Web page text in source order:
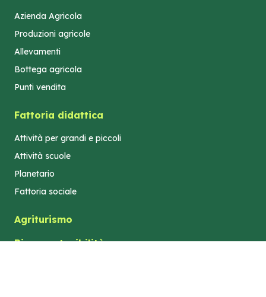
Azienda Agricola
Produzioni agricole
Allevamenti
Bottega agricola
Punti vendita
Fattoria didattica
Attività per grandi e piccoli
Attività scuole
Planetario
Fattoria sociale
Agriturismo
Bio e sostenibilità